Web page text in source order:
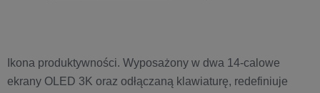
Ikona produktywności. Wyposażony w dwa 14-calowe
ekrany OLED 3K oraz odłączaną klawiaturę, redefiniuje